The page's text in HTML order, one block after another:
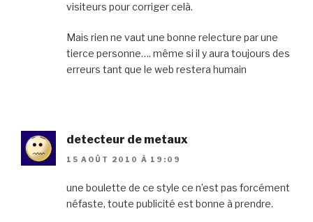
visiteurs pour corriger celà.
Mais rien ne vaut une bonne relecture par une
tierce personne…. même si il y aura toujours des
erreurs tant que le web restera humain
detecteur de metaux
15 AOÛT 2010 À 19:09
une boulette de ce style ce n’est pas forcément
néfaste, toute publicité est bonne à prendre.